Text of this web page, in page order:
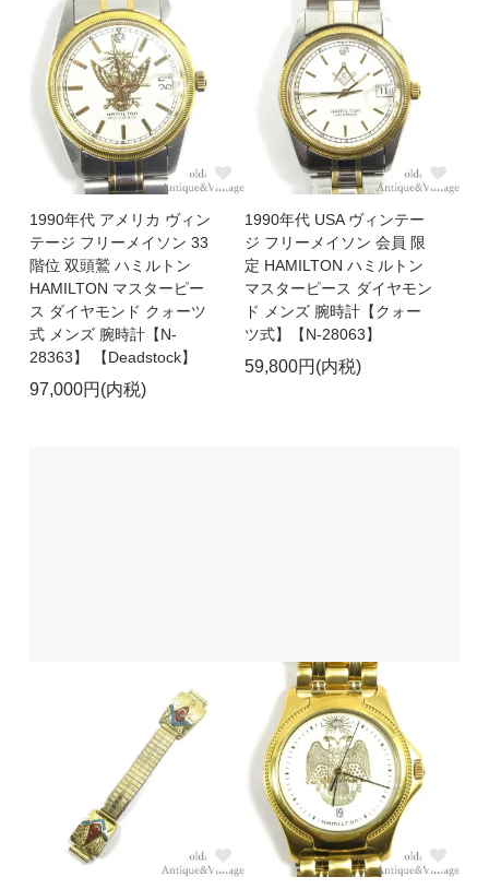
1990年代 アメリカ ヴィン
テージ フリーメイソン 33
階位 双頭鷲 ハミルトン
HAMILTON マスターピー
ス ダイヤモンド クォーツ
式 メンズ 腕時計【N-
28363】 【Deadstock】
97,000円(内税)
1990年代 USA ヴィンテー
ジ フリーメイソン 会員 限
定 HAMILTON ハミルトン
マスターピース ダイヤモン
ド メンズ 腕時計【クォー
ツ式】【N-28063】
59,800円(内税)